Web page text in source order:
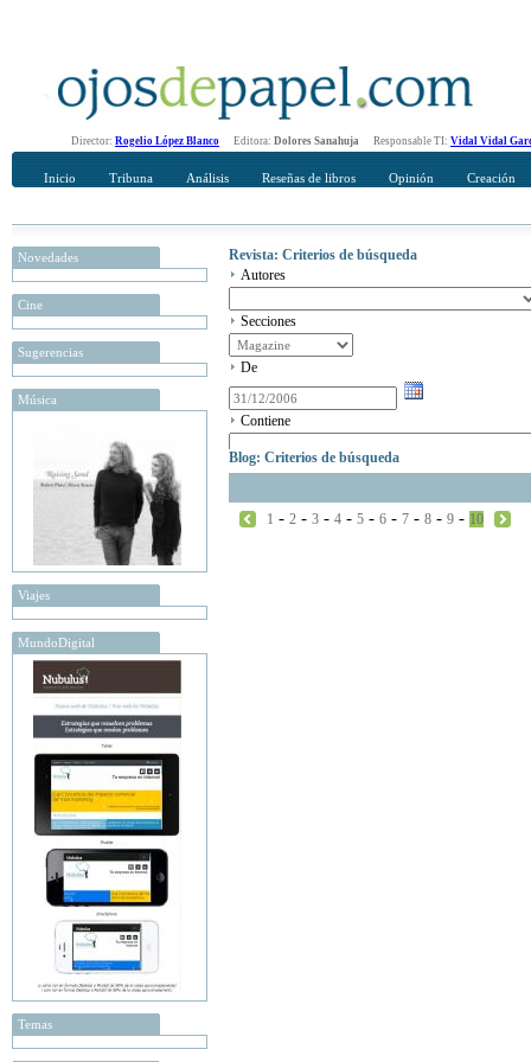
Director: Rogelio López Blanco Editora: Dolores Sanahuja Responsable TI: Vidal Vidal
Inicio Tribuna Análisis Reseñas de libros Opinión Creación
Novedades
Cine
Sugerencias
Música
Viajes
MundoDigital
Temas
Revista: Criterios de búsqueda
Autores
Secciones
De
Contiene
Blog: Criterios de búsqueda
1 - 2 - 3 - 4 - 5 - 6 - 7 - 8 - 9 - 10